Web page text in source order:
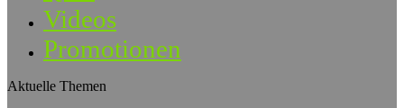
Videos
Promotionen
Aktuelle Themen